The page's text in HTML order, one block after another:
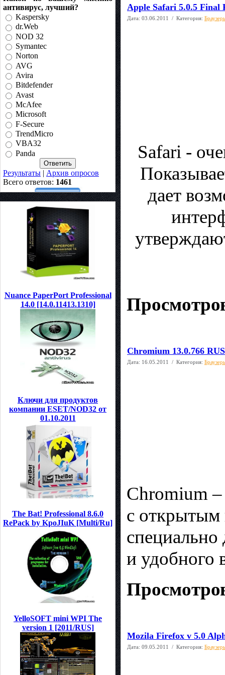
антивирус, лучший?
Kaspersky
dr.Web
NOD 32
Symantec
Norton
AVG
Avira
Bitdefender
Avast
McAfee
Microsoft
F-Secure
TrendMicro
VBA32
Panda
Результаты | Архив опросов
Всего ответов: 1461
Nuance PaperPort Professional
14.0 [14.0.11413.1310]
Ключи для продуктов
компании ESET/NOD32 от
01.10.2011
The Bat! Professional 8.6.0
RePack by KpoJIuK [Multi/Ru]
YelloSOFT mini WPI The
version 1 [2011/RUS]
Apple Safari 5.0.5 Final
Дата: 03.06.2011 / Категория:
Safari -
дает
Chromium 13.0.766 RUS
Дата: 16.05.2011 / Категория:
Chromium
с открытым
специально
и удобного
Мozila Firefox v 5.0
Дата: 09.05.2011 / Категория: